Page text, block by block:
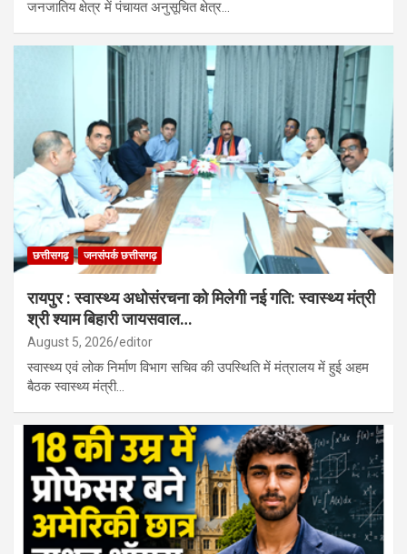
जनजातिय क्षेत्र में पंचायत अनुसूचित क्षेत्र…
छत्तीसगढ़ जनसंपर्क छत्तीसगढ़
रायपुर : स्वास्थ्य अधोसंरचना को मिलेगी नई गति: स्वास्थ्य मंत्री
श्री श्याम बिहारी जायसवाल…
August 5, 2026 editor
स्वास्थ्य एवं लोक निर्माण विभाग सचिव की उपस्थिति में मंत्रालय में हुई अहम
बैठक स्वास्थ्य मंत्री…